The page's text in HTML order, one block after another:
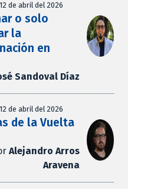
de abril del 2026
o solo
la
en
Sandoval Díaz
de abril del 2026
de la Vuelta
Alejandro Arros
Aravena